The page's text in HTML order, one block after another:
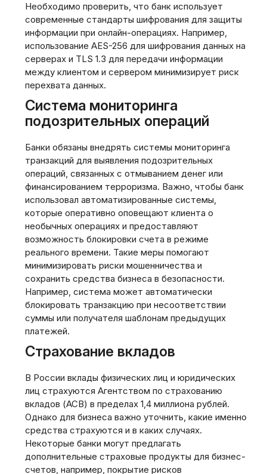
Необходимо проверить, что банк использует
современные стандарты шифрования для защиты
информации при онлайн-операциях. Например,
использование AES-256 для шифрования данных на
серверах и TLS 1.3 для передачи информации
между клиентом и сервером минимизирует риск
перехвата данных.
Система мониторинга
подозрительных операций
Банки обязаны внедрять системы мониторинга
транзакций для выявления подозрительных
операций, связанных с отмыванием денег или
финансированием терроризма. Важно, чтобы банк
использовал автоматизированные системы,
которые оперативно оповещают клиента о
необычных операциях и предоставляют
возможность блокировки счета в режиме
реального времени. Такие меры помогают
минимизировать риски мошенничества и
сохранить средства бизнеса в безопасности.
Например, система может автоматически
блокировать транзакцию при несоответствии
суммы или получателя шаблонам предыдущих
платежей.
Страхование вкладов
В России вклады физических лиц и юридических
лиц страхуются Агентством по страхованию
вкладов (АСВ) в пределах 1,4 миллиона рублей.
Однако для бизнеса важно уточнить, какие именно
средства страхуются и в каких случаях.
Некоторые банки могут предлагать
дополнительные страховые продукты для бизнес-
счетов, например, покрытие рисков